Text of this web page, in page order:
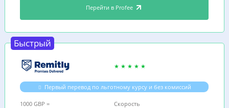
Перейти в Profee
Быстрый
Первый перевод по льготному курсу и без комиссий
1000 GBP =
Скорость